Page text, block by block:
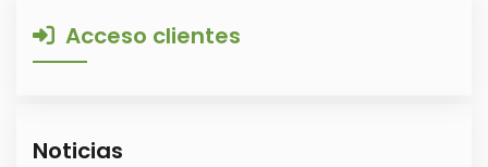
Acceso clientes
Noticias